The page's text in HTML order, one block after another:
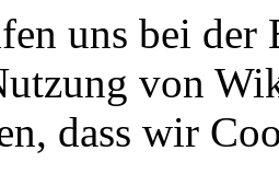
uns bei
von
dass wir